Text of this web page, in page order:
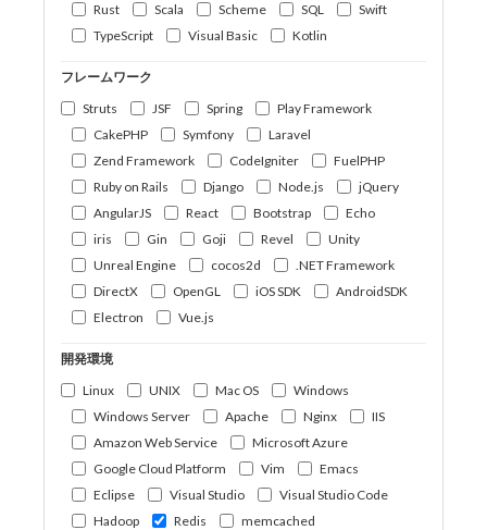
Rust
Scala Scheme SQL
Swift
TypeScript
Visual Basic Kotlin
フレームワーク
Struts
JSF Spring
Play Framework
CakePHP
Symfony
Laravel
Zend Framework
CodeIgniter
FuelPHP
Ruby on Rails
Django Node.js
jQuery
AngularJS
React Bootstrap
Echo
iris
Gin Goji Revel
Unity
Unreal Engine
cocos2d
.NET Framework
DirectX
OpenGL iOS SDK
AndroidSDK
Electron
Vue.js
開発環境
Linux
UNIX Mac OS
Windows
Windows Server
Apache Nginx
IIS
Amazon Web Service
Microsoft Azure
Google Cloud Platform
Vim
Emacs
Eclipse
Visual Studio
Visual Studio Code
Hadoop
Redis
memcached